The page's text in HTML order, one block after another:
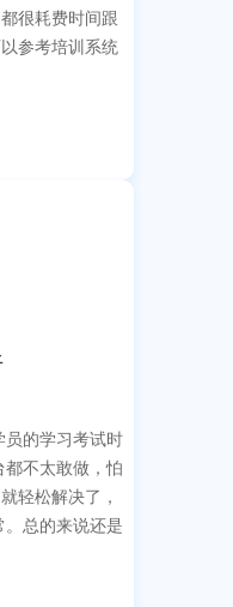
很耗费时间跟
参考培训系统
员的学习考试时
都不太敢做，怕
轻松解决了，
。总的来说还是